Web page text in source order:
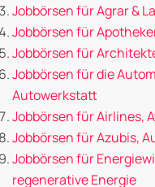
Jobbörsen für Agrar &
Jobbörsen für
Jobbörsen für
Jobbörsen für die
Autowerkstatt
Jobbörsen für Airlines,
Jobbörsen für Azubis,
Jobbörsen für
regenerative Energie